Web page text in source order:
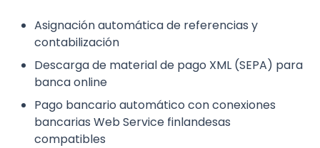
Asignación automática de referencias y
contabilización
Descarga de material de pago XML (SEPA) para
banca online
Pago bancario automático con conexiones
bancarias Web Service finlandesas
compatibles